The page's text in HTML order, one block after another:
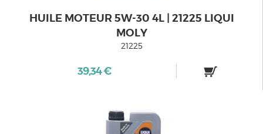
HUILE MOTEUR 5W-30 4L | 21225 LIQUI
MOLY
21225
39,34 €